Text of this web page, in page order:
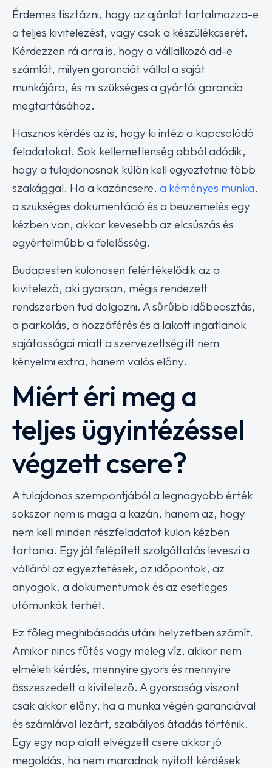
Érdemes tisztázni, hogy az ajánlat tartalmazza-e
a teljes kivitelezést, vagy csak a készülékcserét.
Kérdezzen rá arra is, hogy a vállalkozó ad-e
számlát, milyen garanciát vállal a saját
munkájára, és mi szükséges a gyártói garancia
megtartásához.
Hasznos kérdés az is, hogy ki intézi a kapcsolódó
feladatokat. Sok kellemetlenség abból adódik,
hogy a tulajdonosnak külön kell egyeztetnie több
szakággal. Ha a kazáncsere, a kéményes munka,
a szükséges dokumentáció és a beüzemelés egy
kézben van, akkor kevesebb az elcsúszás és
egyértelműbb a felelősség.
Budapesten különösen felértékelődik az a
kivitelező, aki gyorsan, mégis rendezett
rendszerben tud dolgozni. A sűrűbb időbeosztás,
a parkolás, a hozzáférés és a lakott ingatlanok
sajátosságai miatt a szervezettség itt nem
kényelmi extra, hanem valós előny.
Miért éri meg a
teljes ügyintézéssel
végzett csere?
A tulajdonos szempontjából a legnagyobb érték
sokszor nem is maga a kazán, hanem az, hogy
nem kell minden részfeladatot külön kézben
tartania. Egy jól felépített szolgáltatás leveszi a
válláról az egyeztetések, az időpontok, az
anyagok, a dokumentumok és az esetleges
utómunkák terhét.
Ez főleg meghibásodás utáni helyzetben számít.
Amikor nincs fűtés vagy meleg víz, akkor nem
elméleti kérdés, mennyire gyors és mennyire
összeszedett a kivitelező. A gyorsaság viszont
csak akkor előny, ha a munka végén garanciával
és számlával lezárt, szabályos átadás történik.
Egy egy nap alatt elvégzett csere akkor jó
megoldás, ha nem maradnak nyitott kérdések